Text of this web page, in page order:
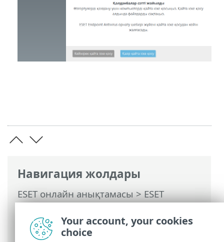
Навигация жолдары
ESET онлайн анықтамасы>ESET
Endpoint Antivirus>Орнату/деңгейді
көтеру>
ESET AV Remover арқылы
орнату> ESET AV Remover
Your account, your cookies
choice